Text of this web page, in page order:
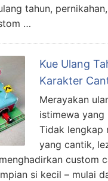
tahun,
…
Kue Ulang
Karakter
Merayakan
istimewa yang
Tidak lengkap
yang cantik,
custom
si kecil – mulai